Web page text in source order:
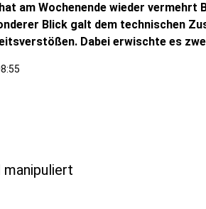
am Wochenende wieder vermehrt
Blick galt dem technischen
Dabei erwischte es